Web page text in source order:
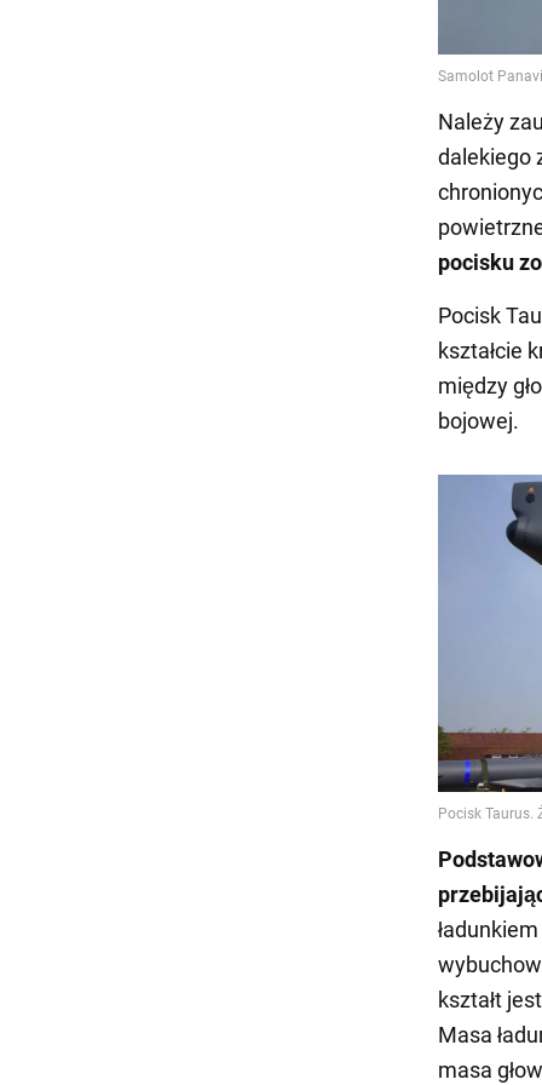
Należy
dalekiego
pocisku
Pocisk
kształcie
między
bojowej.
kształt
Masa
masa